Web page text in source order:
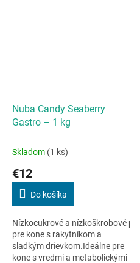
Nuba Candy Seaberry
Gastro – 1 kg
Skladom (1 ks)
€12
Do košíka
Nízkocukrové a nízkoškrobové
pre kone s rakytníkom a
sladkým drievkom.Ideálne pre
kone s vredmi a metabolickými